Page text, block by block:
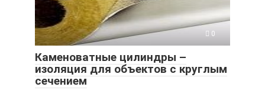
0
Каменоватные цилиндры –
изоляция для объектов с круглым
сечением